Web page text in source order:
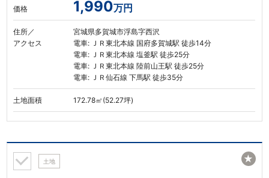
価格 1,990万円
住所／
アクセス
宮城県多賀城市浮島字西沢
電車: ＪＲ東北本線 国府多賀城駅 徒歩14分
電車: ＪＲ東北本線 塩釜駅 徒歩25分
電車: ＪＲ東北本線 陸前山王駅 徒歩25分
電車: ＪＲ仙石線 下馬駅 徒歩35分
土地面積 172.78㎡(52.27坪)
土地 ★